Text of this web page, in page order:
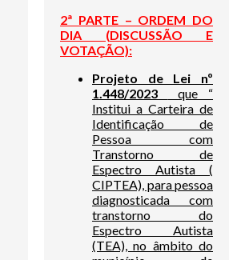
2ª PARTE – ORDEM DO
DIA (DISCUSSÃO E
VOTAÇÃO):
Projeto de Lei nº
1.448/2023
que “
Institui a Carteira de
Identificação de
Pessoa com
Transtorno de
Espectro Autista (
CIPTEA), para pessoa
diagnosticada com
transtorno do
Espectro Autista
(TEA), no âmbito do